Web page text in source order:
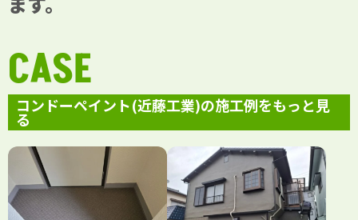
コンドーペイント(近藤工業)の施工例をもっと見
る
CASE